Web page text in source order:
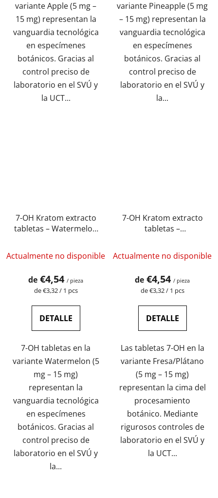
variante Apple (5 mg –
15 mg) representan la
vanguardia tecnológica
en especímenes
botánicos. Gracias al
control preciso de
laboratorio en el SVÚ y
la UCT...
variante Pineapple (5 mg
– 15 mg) representan la
vanguardia tecnológica
en especímenes
botánicos. Gracias al
control preciso de
laboratorio en el SVÚ y
la...
7-OH Kratom extracto
tabletas – Watermelon
Actualmente no disponible
de €4,54 / pieza
Precio
la
medida:
de €3,32 / 1 pcs
DETALLE
7-OH tabletas en la
variante Watermelon (5
mg – 15 mg)
representan la
vanguardia tecnológica
en especímenes
botánicos. Gracias al
control preciso de
laboratorio en el SVÚ y
la...
7-OH Kratom extracto
tabletas –
Actualmente no disponible
de €4,54 / pieza
Precio
la
medida:
de €3,32 / 1 pcs
DETALLE
Las tabletas 7-OH en la
variante Fresa/Plátano
(5 mg – 15 mg)
representan la cima del
procesamiento
botánico. Mediante
rigurosos controles de
laboratorio en el SVÚ y
la UCT...